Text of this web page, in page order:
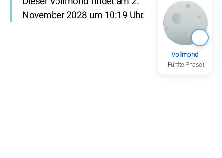
Vollmond
(Fünfte Phase)
November 2028 um 10:19 Uhr.